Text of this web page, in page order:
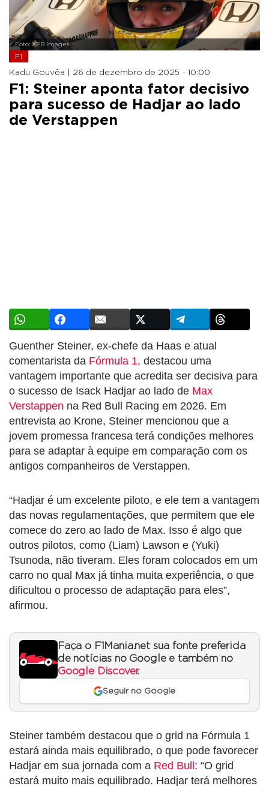
Foto: XPB Images
F1
Kadu Gouvêa | 26 de dezembro de 2025 - 10:00
F1: Steiner aponta fator decisivo
para sucesso de Hadjar ao lado
de Verstappen
Guenther Steiner, ex-chefe da Haas e atual
comentarista da Fórmula 1, destacou uma
vantagem importante que acredita ser decisiva para
o sucesso de Isack Hadjar ao lado de Max
Verstappen na Red Bull Racing em 2026. Em
entrevista ao Krone, Steiner mencionou que a
jovem promessa francesa terá condições melhores
para se adaptar à equipe em comparação com os
antigos companheiros de Verstappen.
“Hadjar é um excelente piloto, e ele tem a vantagem
das novas regulamentações, que permitem que ele
comece do zero ao lado de Max. Isso é algo que
outros pilotos, como (Liam) Lawson e (Yuki)
Tsunoda, não tiveram. Eles foram colocados em um
carro no qual Max já tinha muita experiência, o que
dificultou o processo de adaptação para eles”,
afirmou.
Faça o F1Mania.net sua fonte preferida
de notícias no Google e também no
Google Discover.
Seguir no Google
Steiner também destacou que o grid na Fórmula 1
estará ainda mais equilibrado, o que pode favorecer
Hadjar em sua jornada com a Red Bull : “O grid
estará muito mais equilibrado. Hadjar terá melhores